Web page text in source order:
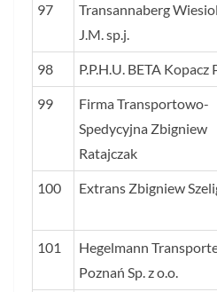
97
Transannaberg
J.M. sp.j.
98 P.P.H.U. BETA Kopacz
99
Firma Transportowo-
Spedycyjna Zbigniew
Ratajczak
100 Extrans Zbigniew
101
Hegelmann
Poznań Sp. z o.o.